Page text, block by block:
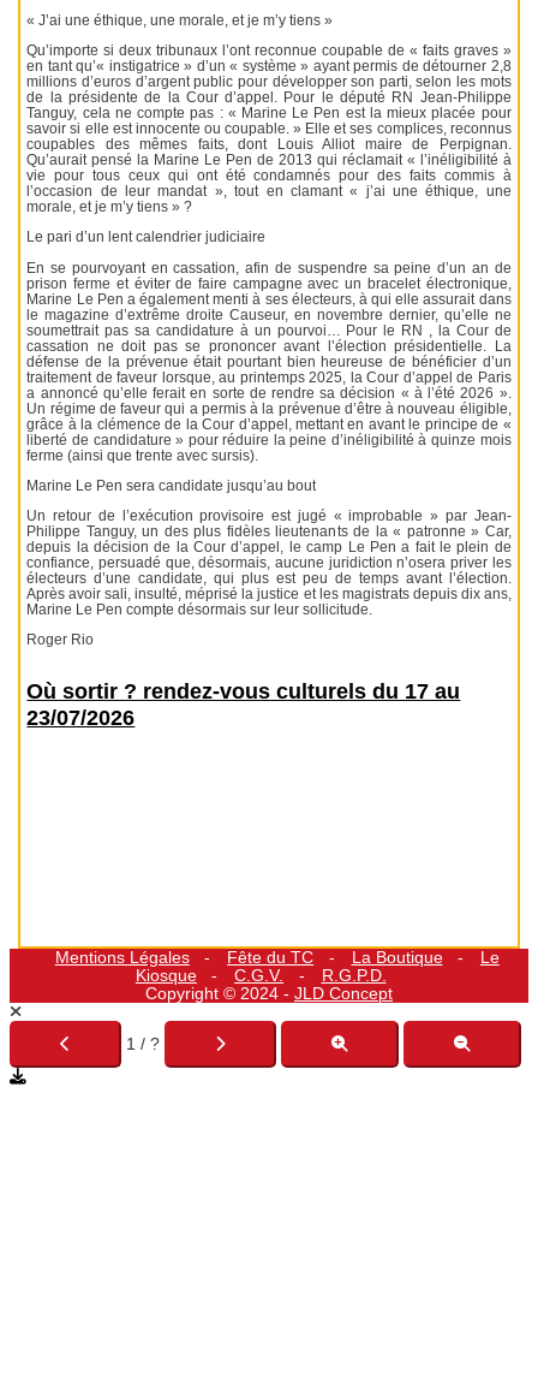
« J’ai une éthique, une morale, et je m’y tiens »
Qu’importe si deux tribunaux l’ont reconnue coupable de « faits graves »
en tant qu’« instigatrice » d’un « système » ayant permis de détourner 2,8
millions d’euros d’argent public pour développer son parti, selon les mots
de la présidente de la Cour d’appel. Pour le député RN Jean-Philippe
Tanguy, cela ne compte pas : « Marine Le Pen est la mieux placée pour
savoir si elle est innocente ou coupable. » Elle et ses complices, reconnus
coupables des mêmes faits, dont Louis Alliot maire de Perpignan.
Qu’aurait pensé la Marine Le Pen de 2013 qui réclamait « l’inéligibilité à
vie pour tous ceux qui ont été condamnés pour des faits commis à
l’occasion de leur mandat », tout en clamant « j’ai une éthique, une
morale, et je m’y tiens » ?
Le pari d’un lent calendrier judiciaire
En se pourvoyant en cassation, afin de suspendre sa peine d’un an de
prison ferme et éviter de faire campagne avec un bracelet électronique,
Marine Le Pen a également menti à ses électeurs, à qui elle assurait dans
le magazine d’extrême droite Causeur, en novembre dernier, qu’elle ne
soumettrait pas sa candidature à un pourvoi… Pour le RN , la Cour de
cassation ne doit pas se prononcer avant l’élection présidentielle. La
défense de la prévenue était pourtant bien heureuse de bénéficier d’un
traitement de faveur lorsque, au printemps 2025, la Cour d’appel de Paris
a annoncé qu’elle ferait en sorte de rendre sa décision « à l’été 2026 ».
Un régime de faveur qui a permis à la prévenue d’être à nouveau éligible,
grâce à la clémence de la Cour d’appel, mettant en avant le principe de «
liberté de candidature » pour réduire la peine d’inéligibilité à quinze mois
ferme (ainsi que trente avec sursis).
Marine Le Pen sera candidate jusqu’au bout
Un retour de l’exécution provisoire est jugé « improbable » par Jean-
Philippe Tanguy, un des plus fidèles lieutenants de la « patronne » Car,
depuis la décision de la Cour d’appel, le camp Le Pen a fait le plein de
confiance, persuadé que, désormais, aucune juridiction n’osera priver les
électeurs d’une candidate, qui plus est peu de temps avant l’élection.
Après avoir sali, insulté, méprisé la justice et les magistrats depuis dix ans,
Marine Le Pen compte désormais sur leur sollicitude.
Roger Rio
Où sortir ? rendez-vous culturels du 17 au
23/07/2026
Mentions Légales Fête du TC La Boutique
Le
Kiosque
C.G.V.
R.G.P.D.
Copyright © 2024 - JLD Concept
1 / ?